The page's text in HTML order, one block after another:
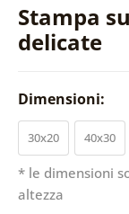
Stampa
delicate
Dimensioni:
30x20 40x30
* le dimensioni
altezza